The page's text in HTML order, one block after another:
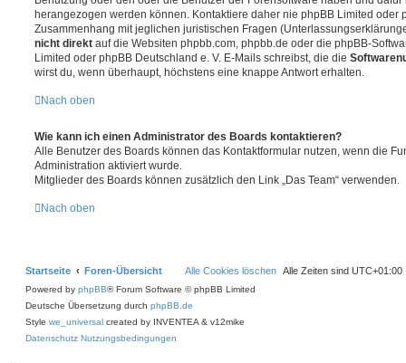
herangezogen werden können. Kontaktiere daher nie phpBB Limited oder
Zusammenhang mit jeglichen juristischen Fragen
nicht direkt auf die Websiten phpbb.com, phpbb.de oder die phpBB-
Limited oder phpBB Deutschland e. V. E-Mails schreibst, die die
wirst du, wenn überhaupt, höchstens eine knappe Antwort erhalten.
Nach oben
Wie kann ich einen Administrator des Boards kontaktieren?
Alle Benutzer des Boards können das Kontaktformular nutzen, wenn die
Administration aktiviert wurde.
Mitglieder des Boards können zusätzlich den Link „Das Team“ verwenden.
Nach oben
Startseite Foren-Übersicht Alle Cookies löschen Alle Zeiten sind UTC+01:00
Powered by phpBB® Forum Software © phpBB Limited
Deutsche Übersetzung durch phpBB.de
Style we_universal created by INVENTEA & v12mike
Datenschutz Nutzungsbedingungen